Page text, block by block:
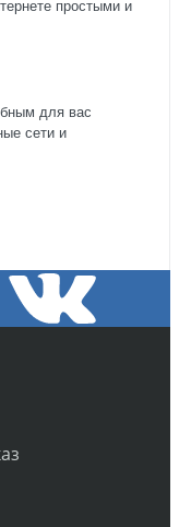
простыми и
для вас
сети и